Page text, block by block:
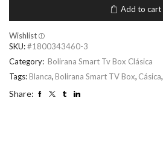
Add to cart
Wishlist
SKU:#1800343460-3
Category: Bolirana Smart Tv Box Clásica
Tags: Blanca, Bolirana Smart TV Box, Cásica,
Share: